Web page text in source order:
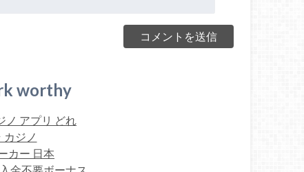
worthy
ノ アプリ どれ
カジノ
カー 日本